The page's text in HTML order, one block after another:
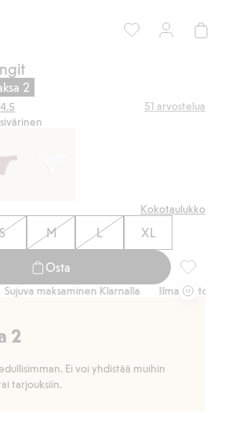
2
Keskimääräinen luokitus:
4.5 51 arvostelua
Kokotaulukko
S M L XL
Osta
Lyocell-
Klarnalla Ilmaiset
2
Ei voi yhdistää muihin
tarjouksiin.